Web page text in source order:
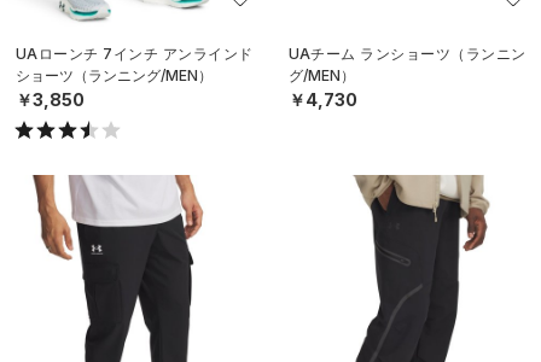
UAローンチ 7インチ アンラインド
ショーツ（ランニング/MEN）
￥3,850
UAチーム ランショーツ（ランニン
グ/MEN）
￥4,730